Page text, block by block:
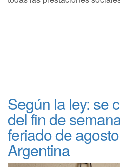
Según la ley: se
del fin de
feriado de
Argentina